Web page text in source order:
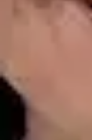
Dr. Alfredo del
Global Health Spain
Dermatologist at
consultation.
ES